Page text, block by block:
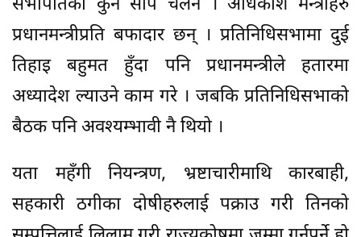
सभापतिको कुनै सीप चलेन । अधिकांश मन्त्रीहरु
प्रधानमन्त्रीप्रति बफादार छन् । प्रतिनिधिसभामा दुई
तिहाइ बहुमत हुँदा पनि प्रधानमन्त्रीले हतारमा
अध्यादेश ल्याउने काम गरे । जबकि प्रतिनिधिसभाको
बैठक पनि अवश्यम्भावी नै थियो ।
यता महँगी नियन्त्रण, भ्रष्टाचारीमाथि कारबाही,
सहकारी ठगीका दोषीहरुलाई पक्राउ गरी तिनको